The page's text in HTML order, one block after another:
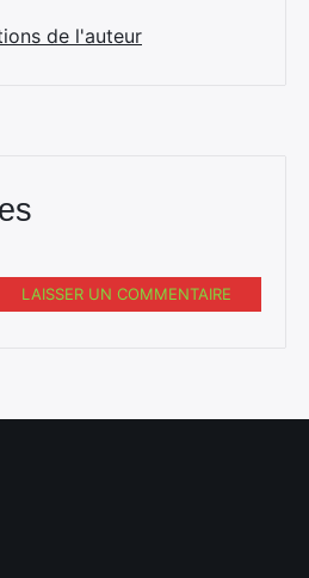
de l'auteur
LAISSER UN COMMENTAIRE